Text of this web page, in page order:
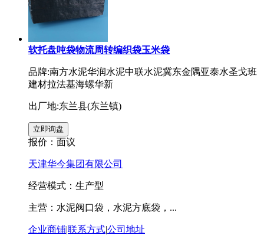
软托盘吨袋物流周转编织袋玉米袋
品牌:南方水泥华润水泥中联水泥冀东金隅亚泰水圣戈班
建材拉法基海螺华新
出厂地:东兰县(东兰镇)
报价： 面议
天津华今集团有限公司
经营模式：生产型
主营：水泥阀口袋，水泥方底袋，...
企业商铺|联系方式|公司地址